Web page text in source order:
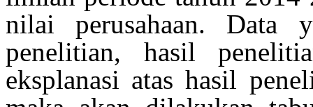
nilai perusahaan. Data
penelitian, hasil
eksplanasi atas hasil